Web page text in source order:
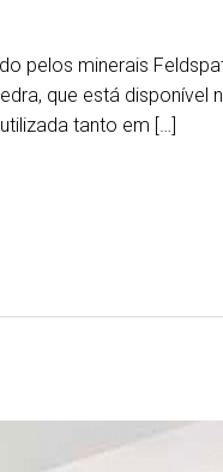
pelos minerais
que está
tanto em […]